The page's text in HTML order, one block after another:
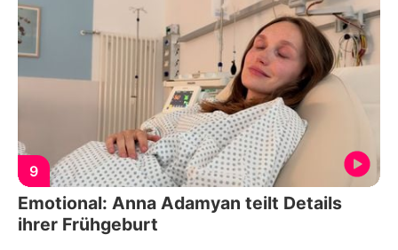
9
Emotional: Anna Adamyan teilt Details
ihrer Frühgeburt